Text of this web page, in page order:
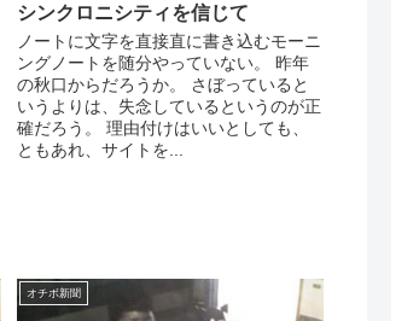
シンクロニシティを信じて
ノートに文字を直接直に書き込むモーニ
ングノートを随分やっていない。 昨年
の秋口からだろうか。 さぼっていると
いうよりは、失念しているというのが正
確だろう。 理由付けはいいとしても、
ともあれ、サイトを...
オチボ新聞